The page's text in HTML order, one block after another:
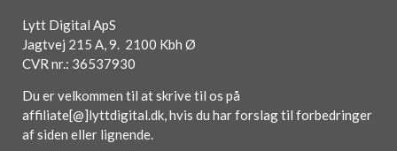
Lytt Digital ApS
Jagtvej 215 A, 9. 2100 Kbh Ø
CVR nr.: 36537930
Du er velkommen til at skrive til os på
affiliate[@]lyttdigital.dk, hvis du har forslag til forbedringer
af siden eller lignende.